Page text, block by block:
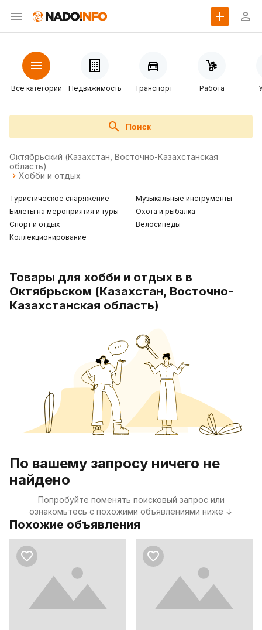
Все категории Недвижимость Транспорт Работа
Поиск
Октябрьский (Казахстан, Восточно-Казахстанская
область)
Хобби и отдых
Туристическое снаряжение
Билеты на мероприятия и туры
Спорт и отдых
Коллекционирование
Музыкальные инструменты
Охота и рыбалка
Велосипеды
Товары для хобби и отдых в в
Октябрьском (Казахстан, Восточно-
Казахстанская область)
По вашему запросу ничего не
найдено
Попробуйте поменять поисковый запрос или
ознакомьтесь с похожими объявлениями ниже ↓
Похожие объявления